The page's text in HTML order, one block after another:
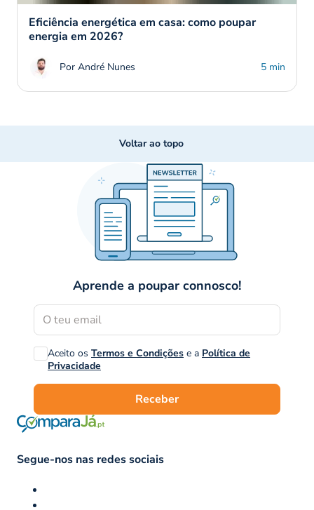
Eficiência energética em casa: como poupar
energia em 2026?
Por André Nunes 5 min
Voltar ao topo
Aprende a poupar connosco!
Aceito os Termos e Condições e a Política de
Privacidade
Receber
Segue-nos nas redes sociais